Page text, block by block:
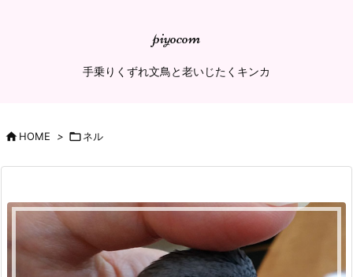
piyocom
手乗りくずれ文鳥と老いじたくキンカ
HOME > ネル